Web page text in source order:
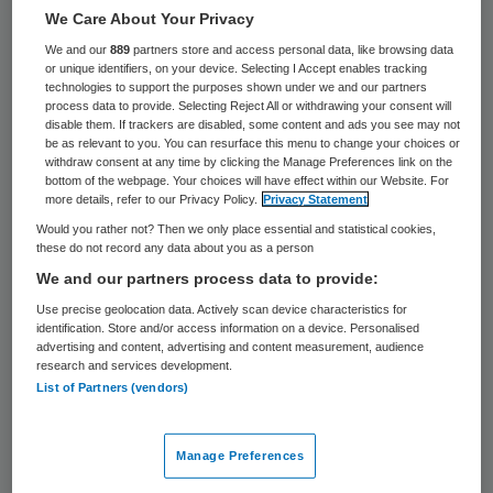
Bij een buitenlandse student aan de
Technische Universiteit Eindhoven (TU/e) is
een besmettelijke vorm van tuberculose
geconstateerd. Medestudenten en
personeel van GGD Brabant Zuid-Oost
waarmee hij contact had, zijn benaderd
voor onderzoek.
Dit meldt hetEindhovens Dagbladop 12
augustus.
Biomedische Technologie
De student deed onderzoek aan de
faculteit Biomedische Technologie (BMT).
We Care About Your Privacy
We and our889 partners store and access personal data, like browsing data
or unique identifiers, on your device. Selecting I Accept enables tracking
technologies to support the purposes shown under we and our partners
process data to provide. Selecting Reject All or withdrawing your consent will
disable them. If trackers are disabled, some content and ads you see may not
be as relevant to you. You can resurface this menu to change your choices or
withdraw consent at any time by clicking the Manage Preferences link on the
bottom of the webpage. Your choices will have effect within our Website. For
more details, refer to our Privacy Policy.
Privacy Statement
Would you rather not? Then we only place essential and statistical cookies,
these do not record any data about you as a person
We and our partners process data to provide:
Use precise geolocation data. Actively scan device characteristics for
identification. Store and/or access information on a device. Personalised
advertising and content, advertising and content measurement, audience
research and services development.
List of Partners (vendors)
Manage Preferences